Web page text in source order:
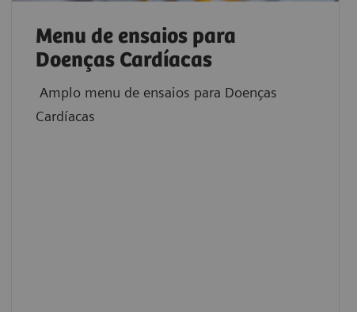
Menu de ensaios para
Doenças Cardíacas
Amplo menu de ensaios para Doenças
Cardíacas